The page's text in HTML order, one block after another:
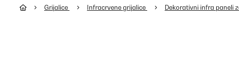
Grijalice Infracrvene grijalice Dekorativni infra paneli